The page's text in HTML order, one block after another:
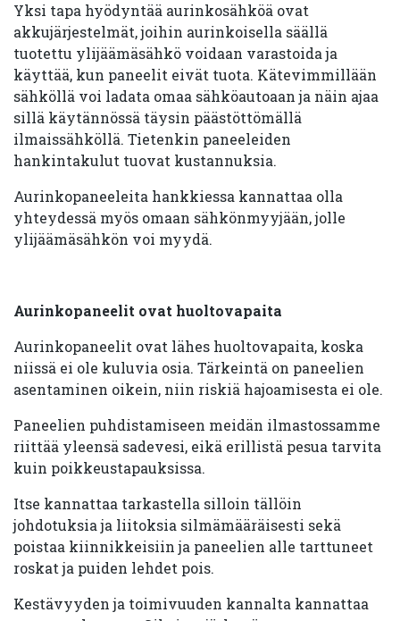
Yksi tapa hyödyntää aurinkosähköä ovat
akkujärjestelmät, joihin aurinkoisella säällä
tuotettu ylijäämäsähkö voidaan varastoida ja
käyttää, kun paneelit eivät tuota. Kätevimmillään
sähköllä voi ladata omaa sähköautoaan ja näin ajaa
sillä käytännössä täysin päästöttömällä
ilmaissähköllä. Tietenkin paneeleiden
hankintakulut tuovat kustannuksia.
Aurinkopaneeleita hankkiessa kannattaa olla
yhteydessä myös omaan sähkönmyyjään, jolle
ylijäämäsähkön voi myydä.
Aurinkopaneelit ovat huoltovapaita
Aurinkopaneelit ovat lähes huoltovapaita, koska
niissä ei ole kuluvia osia. Tärkeintä on paneelien
asentaminen oikein, niin riskiä hajoamisesta ei ole.
Paneelien puhdistamiseen meidän ilmastossamme
riittää yleensä sadevesi, eikä erillistä pesua tarvita
kuin poikkeustapauksissa.
Itse kannattaa tarkastella silloin tällöin
johdotuksia ja liitoksia silmämääräisesti sekä
poistaa kiinnikkeisiin ja paneelien alle tarttuneet
roskat ja puiden lehdet pois.
Kestävyyden ja toimivuuden kannalta kannattaa